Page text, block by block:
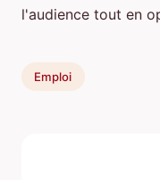
l'audience tout en
Emploi